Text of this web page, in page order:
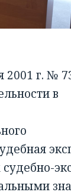
2001 г. №
в